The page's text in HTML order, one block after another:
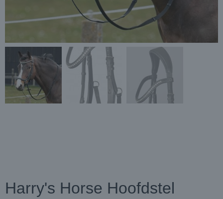
Harry's Horse Hoofdstel